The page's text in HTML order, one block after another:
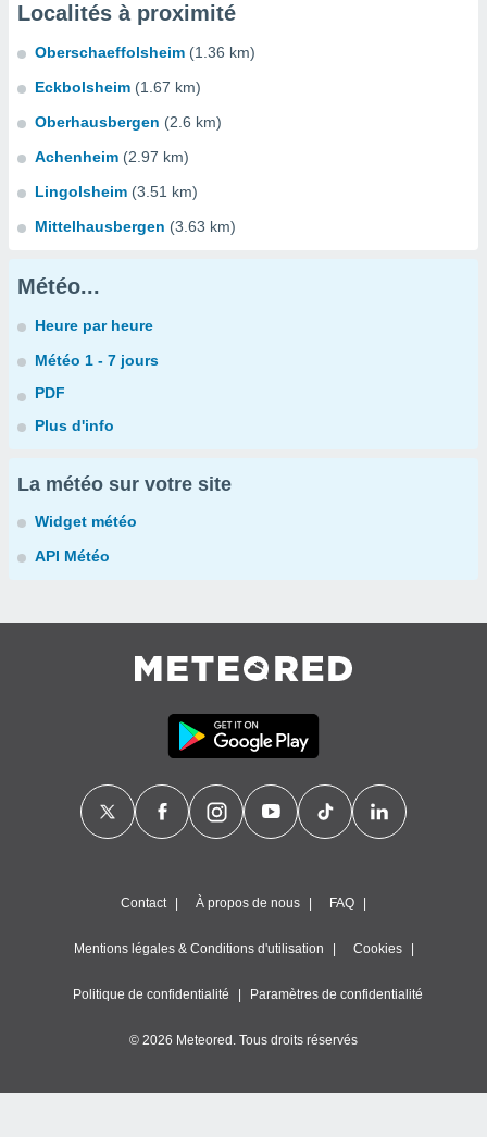
Localités à proximité
Oberschaeffolsheim (1.36 km)
Eckbolsheim (1.67 km)
Oberhausbergen (2.6 km)
Achenheim (2.97 km)
Lingolsheim (3.51 km)
Mittelhausbergen (3.63 km)
Météo...
Heure par heure
Météo 1 - 7 jours
PDF
Plus d'info
La météo sur votre site
Widget météo
API Météo
Contact À propos de nous FAQ
Mentions légales & Conditions d'utilisation Cookies
Politique de confidentialité Paramètres de confidentialité
© 2026 Meteored. Tous droits réservés